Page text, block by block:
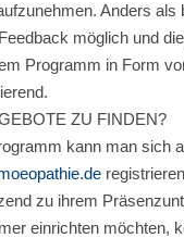
Anders als
möglich und
Programm in Form
ZU FINDEN?
kann man sich
zu ihrem
einrichten möchten,